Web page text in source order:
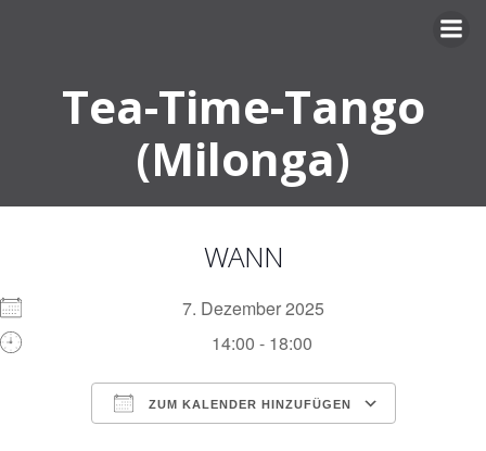
Tea-Time-Tango
(Milonga)
WANN
7. Dezember 2025
14:00 - 18:00
ZUM KALENDER HINZUFÜGEN